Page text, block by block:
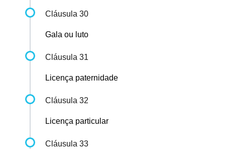
Cláusula 30
Gala ou luto
Cláusula 31
Licença paternidade
Cláusula 32
Licença particular
Cláusula 33